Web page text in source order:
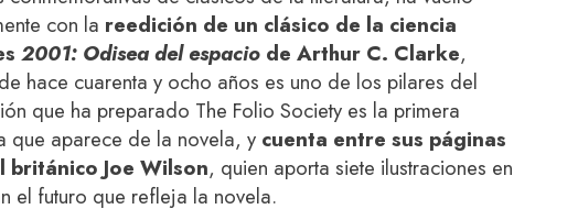
con la reedición de un clásico de la ciencia
2001: Odisea del espacio de Arthur C. Clarke,
hace cuarenta y ocho años es uno de los pilares del
que ha preparado The Folio Society es la primera
que aparece de la novela, y cuenta entre sus páginas
británico Joe Wilson, quien aporta siete ilustraciones en
el futuro que refleja la novela.